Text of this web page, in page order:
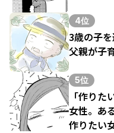
4位
3歳の子
父親が子
5位
「作り
女性。あ
作りたい